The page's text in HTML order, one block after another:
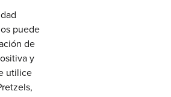
puede
de
y
utilice